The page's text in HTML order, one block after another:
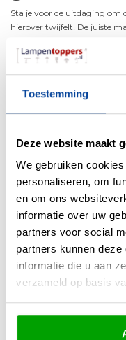
Toestemming
Deze website maakt
We gebruiken
personaliseren, om
en om ons
informatie over uw
partners voor social
partners kunnen
informatie die u aan
verzameld op basis
Sta je voor de uitdaging om
hierover twijfelt! De juiste
Als vuistregel geldt dat de
moet liggen. Heb je
en 60 cm perfect. Voor
Plak de gewenste
voelt in jouw ruimte, nog
Heb je vragen? Bij
Ontdek
Wil je dat jouw grote
de sfeer en straalt het licht
onze experts om de lamp
voor een praktisch én
Heb je een hoog plafond?
iedereen elkaar nog goed